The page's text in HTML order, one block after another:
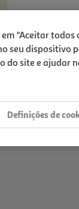
"Aceitar todos
seu dispositivo
do site e ajudar
Definições de